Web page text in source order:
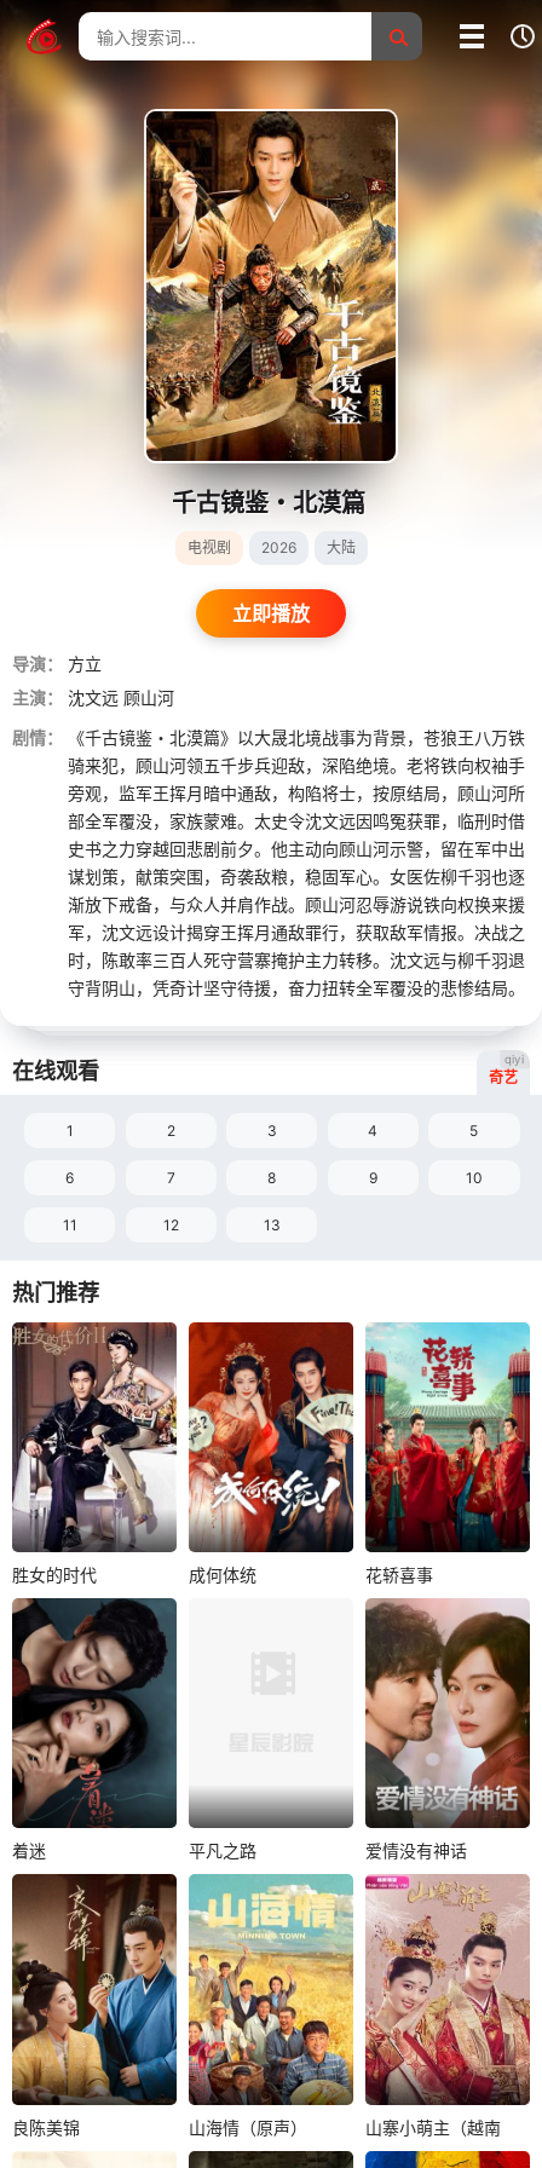
千古镜鉴・北漠篇
电视剧 2026 大陆
立即播放
导演：
方立
主演：
沈文远 顾山河
剧情：
《千古镜鉴・北漠篇》以大晟北境战事为背景，苍狼王八万铁
骑来犯，顾山河领五千步兵迎敌，深陷绝境。老将铁向权袖手
旁观，监军王挥月暗中通敌，构陷将士，按原结局，顾山河所
部全军覆没，家族蒙难。太史令沈文远因鸣冤获罪，临刑时借
史书之力穿越回悲剧前夕。他主动向顾山河示警，留在军中出
谋划策，献策突围，奇袭敌粮，稳固军心。女医佐柳千羽也逐
渐放下戒备，与众人并肩作战。顾山河忍辱游说铁向权换来援
军，沈文远设计揭穿王挥月通敌罪行，获取敌军情报。决战之
时，陈敢率三百人死守营寨掩护主力转移。沈文远与柳千羽退
守背阴山，凭奇计坚守待援，奋力扭转全军覆没的悲惨结局。
在线观看 奇艺
qiyi
1 2 3 4 5
6 7 8 9 10
11 12 13
热门推荐
胜女的时代
张翰
郑爽
乔任梁
故事讲述了一对双
生姐妹花遭到调包
从而产生人生错
位、爱情错位的故..
胜女的时代 成何体统
成何体统 花轿喜事
田曦薇
敖瑞鹏
白冰可
扬州城出了两桩让
人津津乐道的婚
事，一桩是城北杜
家的小姐杜冰雁要..
花轿喜事
着迷
任运杰
戚砚笛
林墨清伪装身份控
制并培养蓝鹤薇，
欲借她身体对抗亲
兄、谋夺林氏，..
着迷 平凡之路
郭麒麟
金晨
晏紫东
讲述了一批初入职
场的年轻人，在行
业资深前辈的带领
下，坚定信念、..
平凡之路 爱情没有神话
唐嫣
赵又廷
杨采钰
一场在亲密关系的
迷宫中寻找自我的
“都市奇遇记”。《爱
情没有神话..
爱情没有神话
良陈美锦
良陈美锦 山海情（原声） 山寨小萌主（越南语）
山寨小萌主（越南
语）